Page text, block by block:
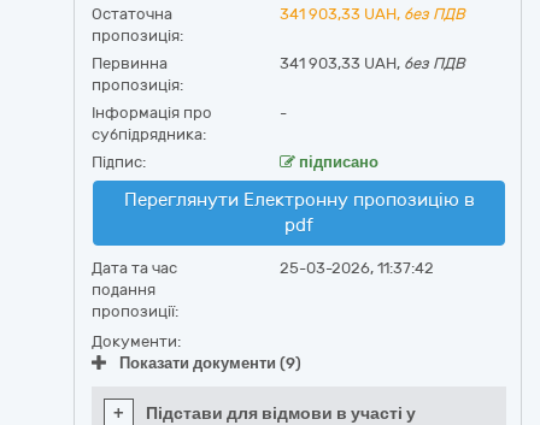
Остаточна
пропозиція:
341 903,33 UAH, без ПДВ
Первинна
пропозиція:
341 903,33 UAH, без ПДВ
Інформація про
субпідрядника:
-
Підпис: підписано
Переглянути Електронну пропозицію в
pdf
Дата та час
подання
пропозиції:
25-03-2026, 11:37:42
Документи:
Показати документи (9)
+
Підстави для відмови в участі у